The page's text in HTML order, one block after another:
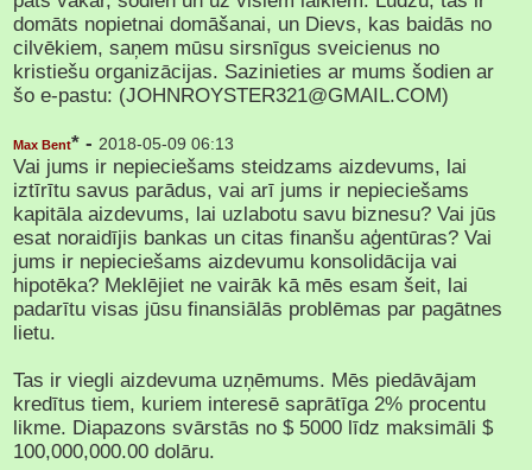
domāts nopietnai domāšanai, un Dievs, kas baidās no
cilvēkiem, saņem mūsu sirsnīgus sveicienus no
kristiešu organizācijas. Sazinieties ar mums šodien ar
šo e-pastu: (JOHNROYSTER321@GMAIL.COM)
Max Bent* - 2018-05-09 06:13
Vai jums ir nepieciešams steidzams aizdevums, lai
iztīrītu savus parādus, vai arī jums ir nepieciešams
kapitāla aizdevums, lai uzlabotu savu biznesu? Vai jūs
esat noraidījis bankas un citas finanšu aģentūras? Vai
jums ir nepieciešams aizdevumu konsolidācija vai
hipotēka? Meklējiet ne vairāk kā mēs esam šeit, lai
padarītu visas jūsu finansiālās problēmas par pagātnes
lietu.
Tas ir viegli aizdevuma uzņēmums. Mēs piedāvājam
kredītus tiem, kuriem interesē saprātīga 2% procentu
likme. Diapazons svārstās no $ 5000 līdz maksimāli $
100,000,000.00 dolāru.